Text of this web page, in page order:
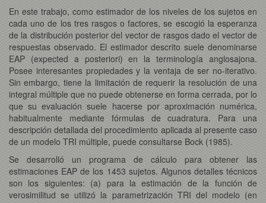
En este trabajo, como estimador de los niveles de los sujetos en
cada uno de los tres rasgos o factores, se escogió la esperanza
de la distribución posterior del vector de rasgos dado el vector de
respuestas observado. El estimador descrito suele denominarse
EAP (expected a posteriori) en la terminología anglosajona.
Posee interesantes propiedades y la ventaja de ser no-iterativo.
Sin embargo, tiene la limitación de requerir la resolución de una
integral múltiple que no puede obtenerse en forma cerrada, por lo
que su evaluación suele hacerse por aproximación numérica,
habitualmente mediante fórmulas de cuadratura. Para una
descripción detallada del procedimiento aplicada al presente caso
de un modelo TRI múltiple, puede consultarse Bock (1985).
Se desarrolló un programa de cálculo para obtener las
estimaciones EAP de los 1453 sujetos. Algunos detalles técnicos
son los siguientes: (a) para la estimación de la función de
verosimilitud se utilizó la parametrización TRI del modelo (en